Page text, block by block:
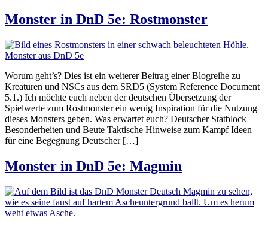
Monster in DnD 5e: Rostmonster
Worum geht’s? Dies ist ein weiterer Beitrag einer Blogreihe zu
Kreaturen und NSCs aus dem SRD5 (System Reference Document
5.1.) Ich möchte euch neben der deutschen Übersetzung der
Spielwerte zum Rostmonster ein wenig Inspiration für die Nutzung
dieses Monsters geben. Was erwartet euch? Deutscher Statblock
Besonderheiten und Beute Taktische Hinweise zum Kampf Ideen
für eine Begegnung Deutscher […]
Monster in DnD 5e: Magmin